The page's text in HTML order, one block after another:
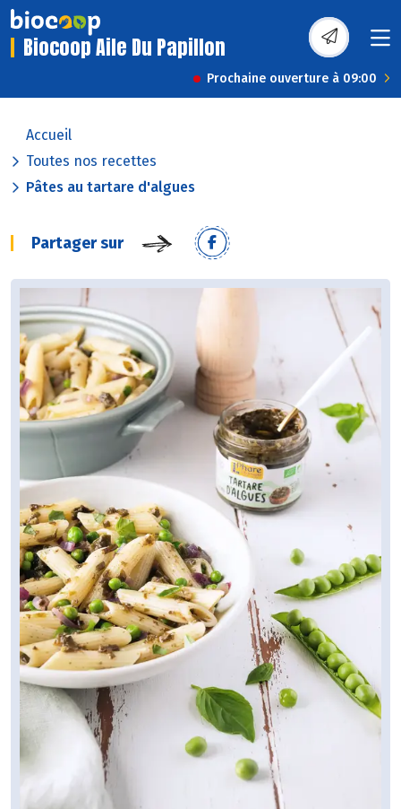
Biocoop Aile Du Papillon
Prochaine ouverture à 09:00
Accueil
Toutes nos recettes
Pâtes au tartare d'algues
Partager sur